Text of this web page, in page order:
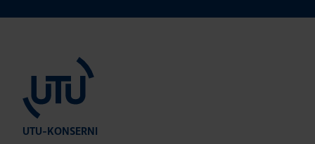
UTU-KONSERNI